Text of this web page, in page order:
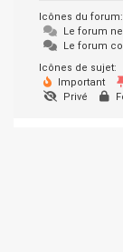
Icônes du forum:
Le forum
Le forum
Icônes de sujet:
Important
Privé